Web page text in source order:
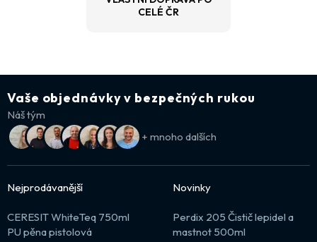
CELÉ ČR
Vaše objednávky v bezpečných rukou
Náš tým
+ mnoho dalších
Nejprodávanější
CERESIT WhiteTeq 750ml
PU pěna pistolová
Novinky
Perdix 205 Čistič lepidel a
mastnot 500ml